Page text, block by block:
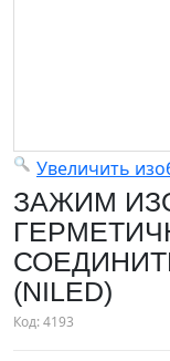
Увеличить
ЗАЖИМ
(NILED)
Код:4193